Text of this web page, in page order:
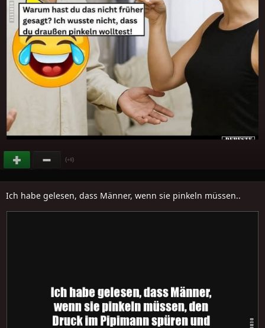
(+6)
Ich habe gelesen, dass Männer, wenn sie pinkeln müssen..